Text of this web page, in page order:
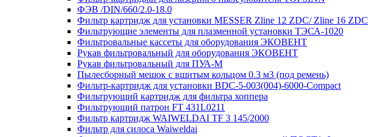
ФЭВ /DIN/660/2.0-18.0
Фильтр картридж для установки MESSER Zline 12 ZDC/ Zline 16 ZDC
Фильтрующие элементы для плазменной установки ТЭСА-1020
Фильтровальные кассеты для оборудования ЭКОВЕНТ
Рукав фильтровальный для оборудования ЭКОВЕНТ
Рукав фильтровальный для ПУА-М
Пылесборный мешок с вшитым кольцом 0.3 м3 (под ремень)
Фильтр-картридж для установки BDC-5-003(004)-6000-Compact
Фильтрующий картридж для фильтра хоппера
Фильтрующий патрон FT 431L0211
Фильтр картридж WAIWELDAI TF 3 145/2000
Фильтр для силоса Waiweldai